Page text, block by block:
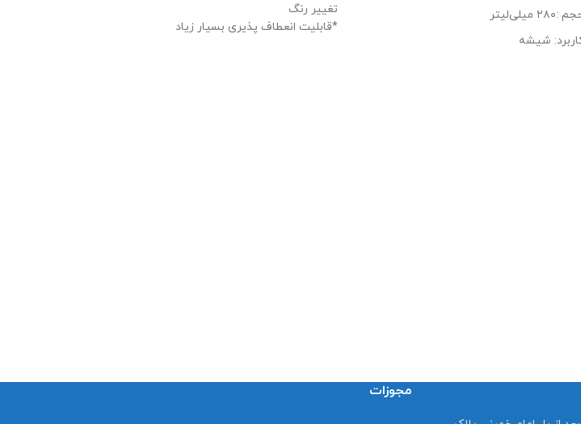
:۲۸۰ میلی‌لیتر
شیشه
تغییر رنگ
*قابلیت انعطاف پذیری بسیار زیاد
مجوزات